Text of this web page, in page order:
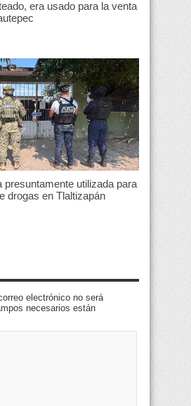
era usado para la venta
presuntamente utilizada para
drogas en Tlaltizapán
electrónico no será
necesarios están